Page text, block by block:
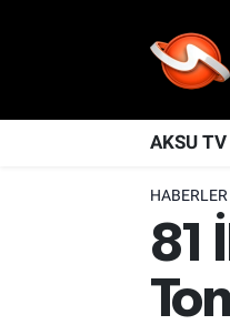
AKSU
HABERLER
81
KAHRAMANMARAŞ
Nöbetçi Eczaneler
Hava Durumu
Kahramanmaraş
Trafik Durumu
TFF 2.Lig Kırmızı